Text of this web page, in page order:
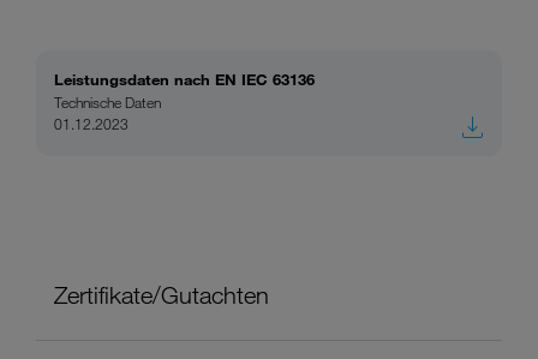
Leistungsdaten nach EN IEC 63136
Technische Daten
01.12.2023
Zertifikate/Gutachten